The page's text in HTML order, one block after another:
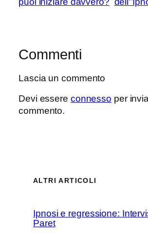
Commenti
Lascia un commento
Devi essere connesso per
commento.
ALTRI ARTICOLI
Ipnosi e regressione:
Paret